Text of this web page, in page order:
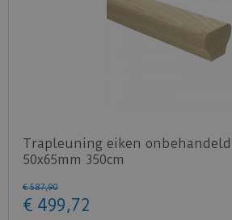
Trapleuning eiken
50x65mm 350cm
€ 587,90
€ 499,72